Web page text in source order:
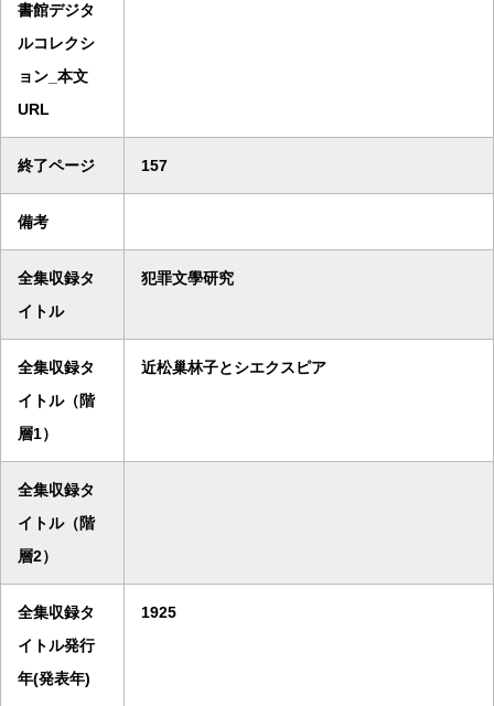
書館デジタ
ルコレクシ
ョン_本文
URL
終了ページ 157
備考
全集収録タ
イトル
犯罪文學研究
全集収録タ
イトル（階
層1）
近松巢林子とシエクスピア
全集収録タ
イトル（階
層2）
全集収録タ
イトル発行
年(発表年)
1925